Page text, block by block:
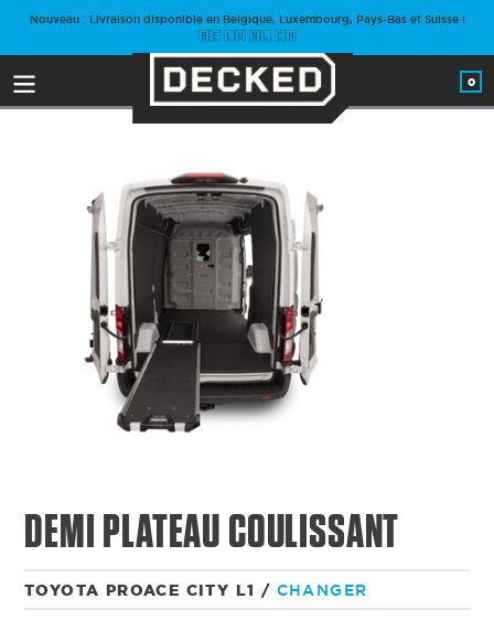
contenu
Nouveau : Livraison disponible en Belgique, Luxembourg, Pays-Bas et Suisse !
🇧🇪 🇱🇺 🇳🇱 🇨🇭
0
DEMI PLATEAU COULISSANT
TOYOTA PROACE CITY L1 / CHANGER